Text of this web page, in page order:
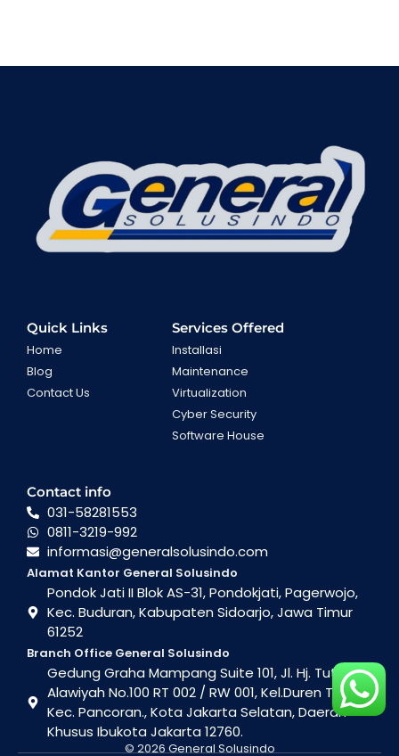
Quick Links
Home
Blog
Contact Us
Services Offered
Installasi
Maintenance
Virtualization
Cyber Security
Software House
Contact info
031-58281553
0811-3219-992
informasi@generalsolusindo.com
Alamat Kantor General Solusindo
Pondok Jati II Blok AS-31, Pondokjati, Pagerwojo,
Kec. Buduran, Kabupaten Sidoarjo, Jawa Timur
61252
Branch Office General Solusindo
Gedung Graha Mampang Suite 101, Jl. Hj. Tutty
Alawiyah No.100 RT 002 / RW 001, Kel.Duren Tiga ,
Kec. Pancoran., Kota Jakarta Selatan, Daerah
Khusus Ibukota Jakarta 12760.
© 2026 General Solusindo